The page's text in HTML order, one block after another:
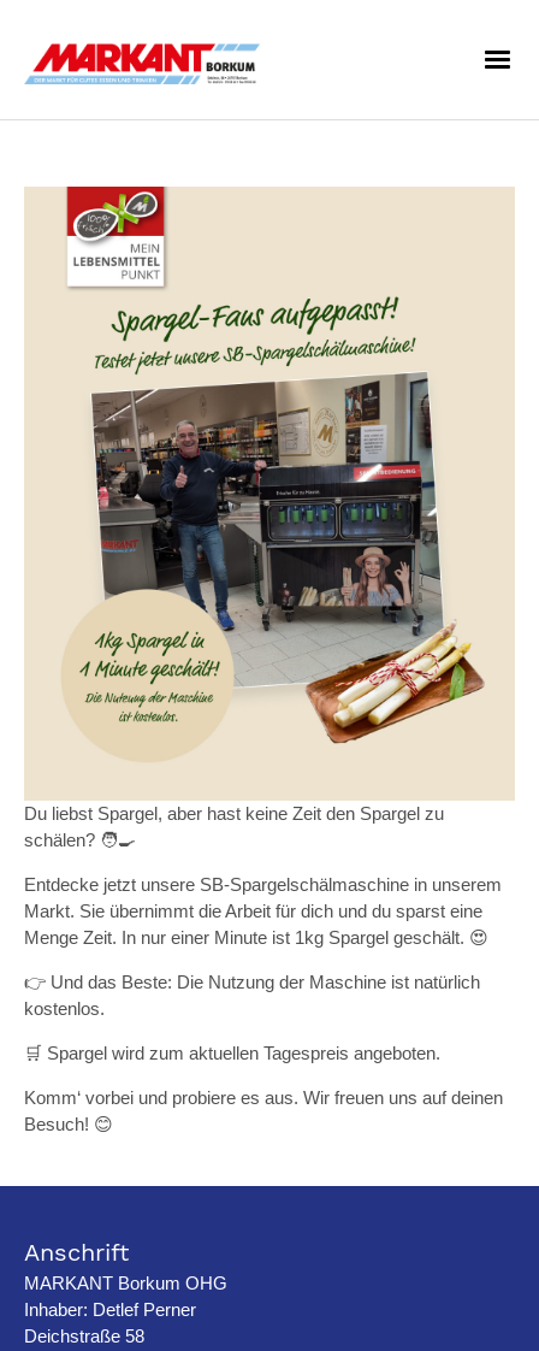
Du liebst Spargel, aber hast keine Zeit den Spargel zu
schälen? 🧑‍🍳
Entdecke jetzt unsere SB-Spargelschälmaschine in unserem
Markt. Sie übernimmt die Arbeit für dich und du sparst eine
Menge Zeit. In nur einer Minute ist 1kg Spargel geschält. 😍
👉 Und das Beste: Die Nutzung der Maschine ist natürlich
kostenlos.
🛒 Spargel wird zum aktuellen Tagespreis angeboten.
Komm‘ vorbei und probiere es aus. Wir freuen uns auf deinen
Besuch! 😊
Anschrift
MARKANT Borkum OHG
Inhaber: Detlef Perner
Deichstraße 58